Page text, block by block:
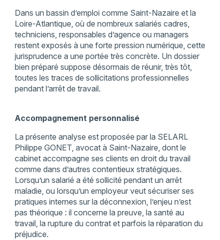
Dans un bassin d’emploi comme Saint-Nazaire et la
Loire-Atlantique, où de nombreux salariés cadres,
techniciens, responsables d’agence ou managers
restent exposés à une forte pression numérique, cette
jurisprudence a une portée très concrète. Un dossier
bien préparé suppose désormais de réunir, très tôt,
toutes les traces de sollicitations professionnelles
pendant l’arrêt de travail.
Accompagnement personnalisé
La présente analyse est proposée par la SELARL
Philippe GONET, avocat à Saint-Nazaire, dont le
cabinet accompagne ses clients en droit du travail
comme dans d’autres contentieux stratégiques.
Lorsqu’un salarié a été sollicité pendant un arrêt
maladie, ou lorsqu’un employeur veut sécuriser ses
pratiques internes sur la déconnexion, l’enjeu n’est
pas théorique : il concerne la preuve, la santé au
travail, la rupture du contrat et parfois la réparation du
préjudice.